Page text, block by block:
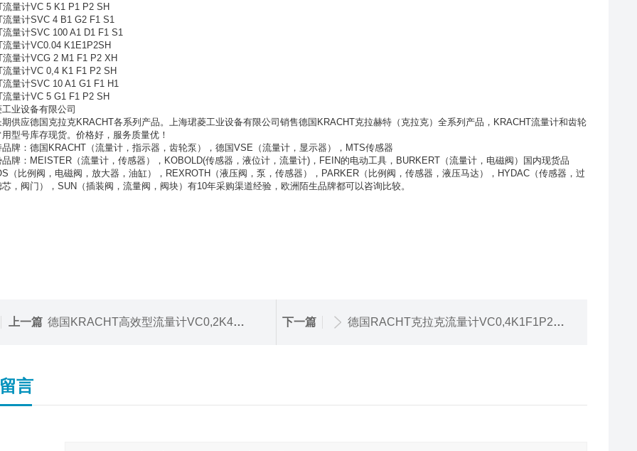
流量计VC 5 K1 P1 P2 SH
流量计SVC 4 B1 G2 F1 S1
流量计SVC 100 A1 D1 F1 S1
流量计VC0.04 K1E1P2SH
流量计VCG 2 M1 F1 P2 XH
流量计VC 0,4 K1 F1 P2 SH
流量计SVC 10 A1 G1 F1 H1
流量计VC 5 G1 F1 P2 SH
业设备有限公司
供应德国克拉克KRACHT各系列产品。上海珺菱工业设备有限公司销售德国KRACHT克拉赫特（克拉克）全系列产品，KRACHT流量计和齿轮
型号库存现货。价格好，服务质量优！
牌：德国KRACHT（流量计，指示器，齿轮泵），德国VSE（流量计，显示器），MTS传感器
牌： MEISTER（流量计，传感器）， KOBOLD(传感器，液位计，流量计)， FEIN的电动工具， BURKERT（流量计，电磁阀）国内现货品
（比例阀，电磁阀，放大器，油缸）， REXROTH （液压阀，泵，传感器）， PARKER（比例阀，传感器，液压马达）， HYDAC（传感器，过
，阀门）， SUN （插装阀，流量阀，阀块）有10年采购渠道经验，欧洲陌生品牌都可以咨询比较。
上一篇 德国KRACHT高效型流量计VC0,2K4F3R2SH 下一篇 德国RACHT克拉克流量计VC0,4K1F1P2SH直销店
言